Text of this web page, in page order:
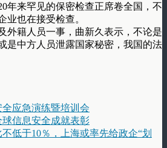
来罕见的保密检查正席卷全国，不
业也在接受检查。
籍人员一事，曲新久表示，不论是
是中方人员泄露国家秘密，我国的法
应急演练暨培训会
信息安全成就表彰
低于10％，上海或率先给政企“划